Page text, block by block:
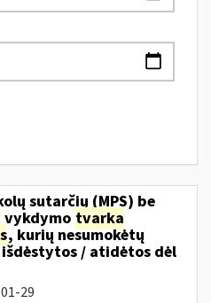
sutarčių (MPS) be
vykdymo tvarka
, kurių nesumokėtų
išdėstytos / atidėtos dėl
29